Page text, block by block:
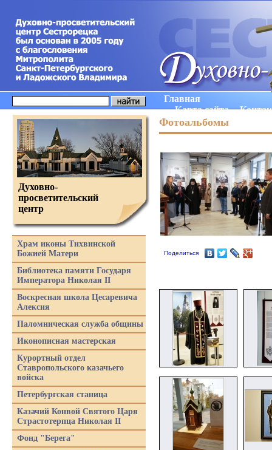
Главная
Карта сайта
Фотоальбомы
Поделиться
Духовно-
просветительский
центр
Храм иконы Тихвинской
Божией Матери
Библиотека памяти Государя
Императора Николая II
Воскресная школа Цесаревича
Алексия
Паломническая служба общины
Иконописная мастерская
Курортный отдел
Ставропольского казачьего
войска
Петербургская станица
Казачий Конвой Святого Царя
Страстотерпца Николая II
Фонд "Берега"